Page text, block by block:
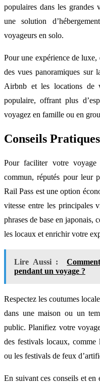
populaires dans les
une solution
voyageurs en solo.
Pour une expérience de
des vues panoramiques sur
Airbnb et les locations de
populaire, offrant plus
voyagez en famille ou en
Conseils
Pour faciliter votre voyage
commun, réputés pour leur
Rail Pass est une option
vitesse entre les principales
phrases de base en japonais,
les locaux et enrichir votre
Lire Aussi :
pendant un voyage ?
Respectez les coutumes
dans une maison ou un
public. Planifiez votre
des festivals locaux, comme
ou les festivals de feux
En suivant ces conseils et en